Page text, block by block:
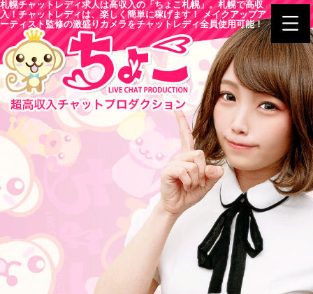
札幌チャットレディ求人は高収入の「ちょこ札幌」。札幌で高収
入！チャットレディは、楽しく簡単に稼げます！ メイクアップア
ーティスト監修の激盛りカメラをチャットレディ全員使用可能！